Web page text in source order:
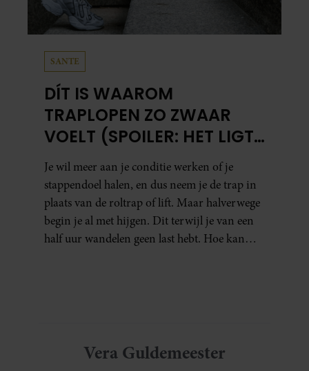
SANTE
DÍT IS WAAROM
TRAPLOPEN ZO ZWAAR
VOELT (SPOILER: HET LIGT
NIET AAN JE CONDITIE)
Je wil meer aan je conditie werken of je
stappendoel halen, en dus neem je de trap in
plaats van de roltrap of lift. Maar halverwege
begin je al met hijgen. Dit terwijl je van een
half uur wandelen geen last hebt. Hoe kan
Vera Guldemeester